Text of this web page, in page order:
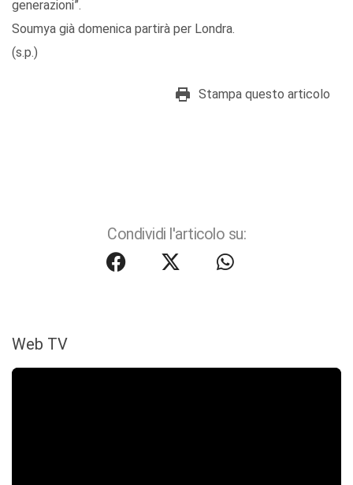
generazioni”.
Soumya già domenica partirà per Londra.
(s.p.)
Stampa questo articolo
Condividi l'articolo su:
Web TV